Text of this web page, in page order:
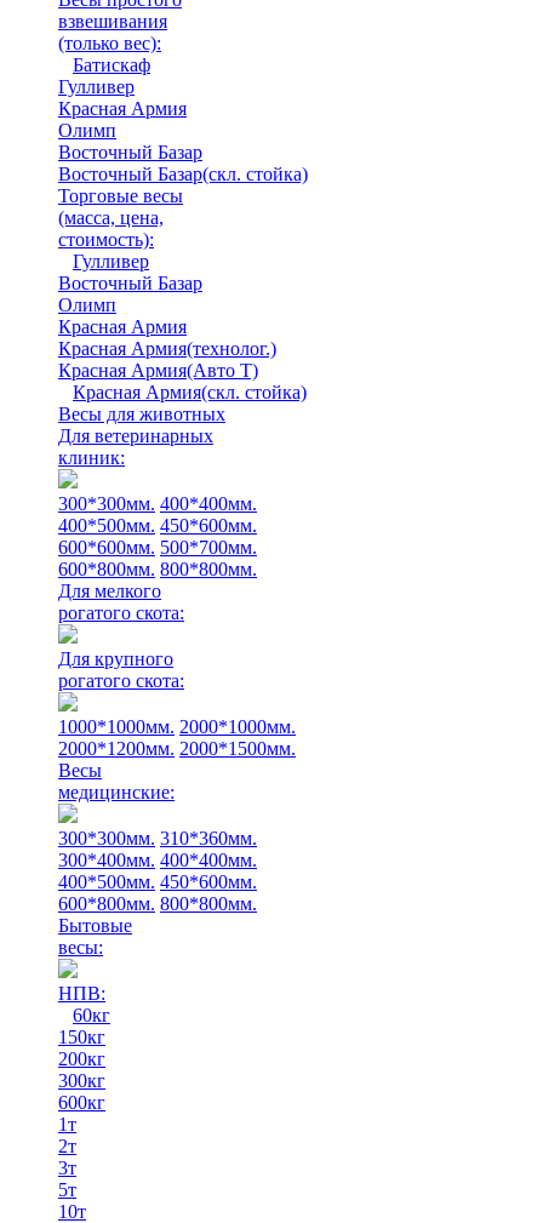
взвешивания
(только вес):
Батискаф
Гулливер
Красная Армия
Олимп
Восточный Базар
Восточный Базар(скл. стойка)
Торговые весы
(масса, цена,
стоимость):
Гулливер
Восточный Базар
Олимп
Красная Армия
Красная Армия(технолог.)
Красная Армия(Авто Т)
Красная Армия(скл. стойка)
Весы для животных
Для ветеринарных
клиник:
300*300мм. 400*400мм.
400*500мм. 450*600мм.
600*600мм. 500*700мм.
600*800мм. 800*800мм.
Для мелкого
рогатого скота:
Для крупного
рогатого скота:
1000*1000мм. 2000*1000мм.
2000*1200мм. 2000*1500мм.
Весы
медицинские:
300*300мм. 310*360мм.
300*400мм. 400*400мм.
400*500мм. 450*600мм.
600*800мм. 800*800мм.
Бытовые
весы:
НПВ:
60кг
150кг
200кг
300кг
600кг
1т
2т
3т
5т
10т